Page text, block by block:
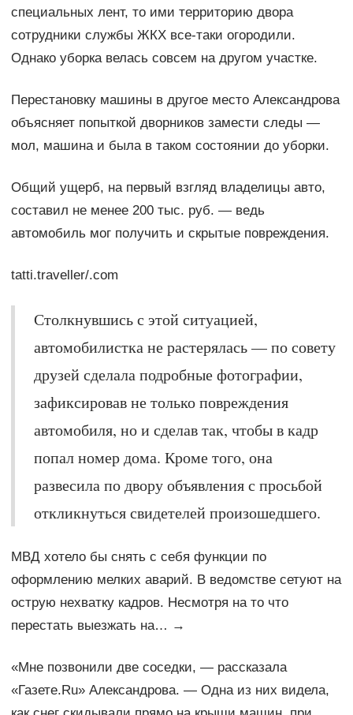
специальных лент, то ими территорию двора
сотрудники службы ЖКХ все-таки огородили.
Однако уборка велась совсем на другом участке.
Перестановку машины в другое место Александрова
объясняет попыткой дворников замести следы —
мол, машина и была в таком состоянии до уборки.
Общий ущерб, на первый взгляд владелицы авто,
составил не менее 200 тыс. руб. — ведь
автомобиль мог получить и скрытые повреждения.
tatti.traveller/.com
Столкнувшись с этой ситуацией,
автомобилистка не растерялась — по совету
друзей сделала подробные фотографии,
зафиксировав не только повреждения
автомобиля, но и сделав так, чтобы в кадр
попал номер дома. Кроме того, она
развесила по двору объявления с просьбой
откликнуться свидетелей произошедшего.
МВД хотело бы снять с себя функции по
оформлению мелких аварий. В ведомстве сетуют на
острую нехватку кадров. Несмотря на то что
перестать выезжать на… →
«Мне позвонили две соседки, — рассказала
«Газете.Ru» Александрова. — Одна из них видела,